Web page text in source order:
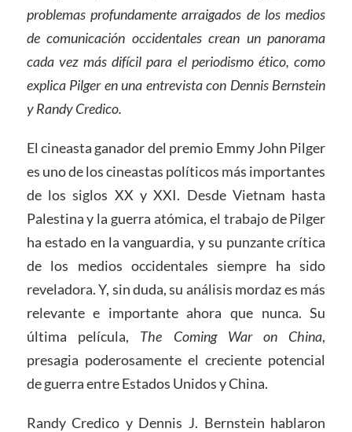
problemas profundamente arraigados de los medios
de comunicación occidentales crean un panorama
cada vez más difícil para el periodismo ético, como
explica Pilger en una entrevista con Dennis Bernstein
y Randy Credico.
El cineasta ganador del premio Emmy John Pilger
es uno de los cineastas políticos más importantes
de los siglos XX y XXI. Desde Vietnam hasta
Palestina y la guerra atómica, el trabajo de Pilger
ha estado en la vanguardia, y su punzante crítica
de los medios occidentales siempre ha sido
reveladora. Y, sin duda, su análisis mordaz es más
relevante e importante ahora que nunca. Su
última película, The Coming War on China,
presagia poderosamente el creciente potencial
de guerra entre Estados Unidos y China.
Randy Credico y Dennis J. Bernstein hablaron